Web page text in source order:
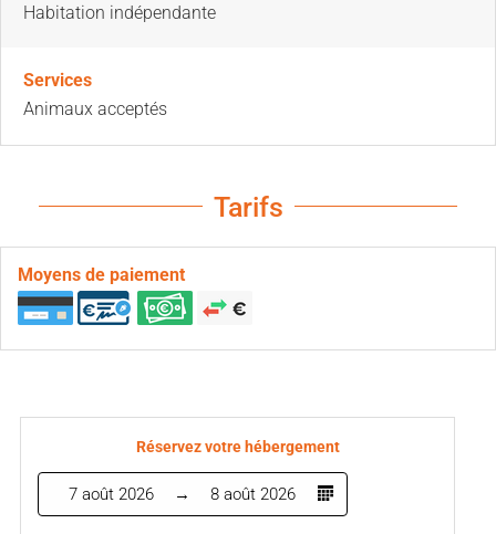
Habitation indépendante
Services
Animaux acceptés
Tarifs
Moyens de paiement
Réservez votre hébergement
7 août 2026 8 août 2026